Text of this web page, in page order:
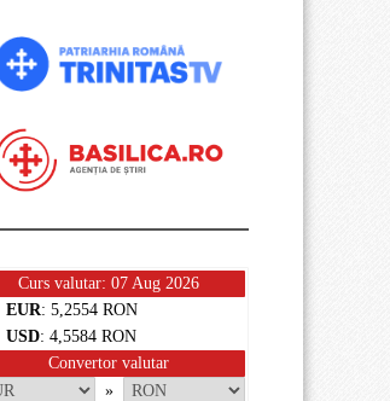
Curs valutar: 07 Aug 2026
EUR: 5,2554 RON
USD: 4,5584 RON
Convertor valutar
»